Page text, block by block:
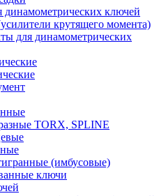
динамометрических ключей
крутящего момента)
для динамометрических
TORX, SPLINE
(имбусовые)
ключи